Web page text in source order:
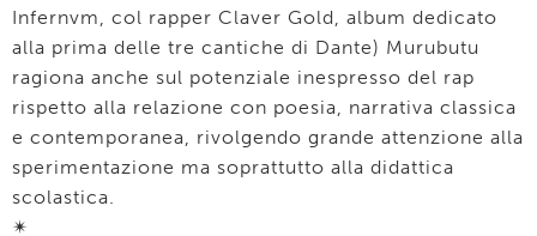
Infernvm, col rapper Claver Gold, album dedicato
alla prima delle tre cantiche di Dante) Murubutu
ragiona anche sul potenziale inespresso del rap
rispetto alla relazione con poesia, narrativa classica
e contemporanea, rivolgendo grande attenzione alla
sperimentazione ma soprattutto alla didattica
scolastica.
✴︎